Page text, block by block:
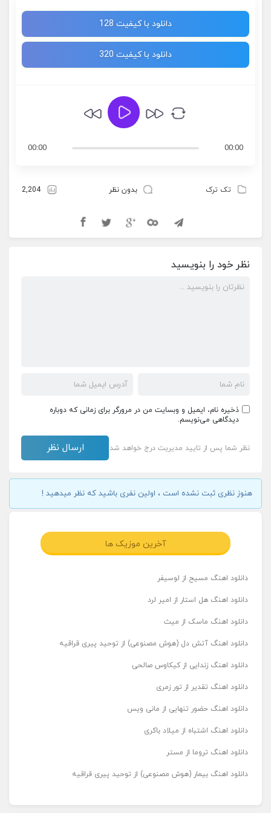
دانلود با کیفیت 128
دانلود با کیفیت 320
00:00
00:00
تک ترک بدون نظر 2,204
نظر خود را بنویسید
ذخیره نام، ایمیل و وبسایت من در مرورگر برای زمانی که دوباره
دیدگاهی می‌نویسم.
نظر شما پس از تایید مدیریت درج خواهد شد
هنوز نظری ثبت نشده است ، اولین نفری باشید که نظر میدهید !
آخرین موزیک ها
دانلود اهنگ مسیح از لوسیفر
دانلود اهنگ هل استار از امیر لرد
دانلود اهنگ ماسک از میث
دانلود اهنگ آتش دل (هوش مصنوعی) از توحید پیری قراقیه
دانلود اهنگ زندایی از کیکاوس صالحی
دانلود اهنگ تقدیر از تور زمری
دانلود اهنگ حضور تنهایی از مانی ویس
دانلود اهنگ اشتباه از میلاد باکری
دانلود اهنگ تروما از مستر
دانلود اهنگ بیمار (هوش مصنوعی) از توحید پیری قراقیه